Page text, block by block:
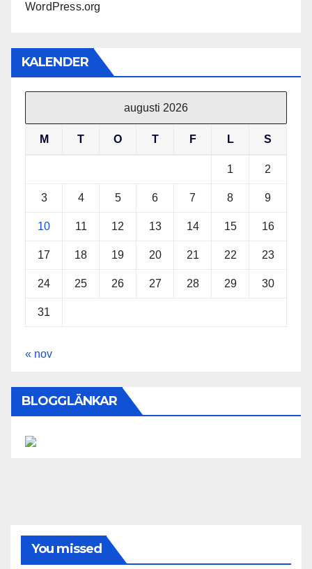
WordPress.org
KALENDER
augusti 2026
M T O T F L S
1 2
3 4 5 6 7 8 9
10 11 12 13 14 15 16
17 18 19 20 21 22 23
24 25 26 27 28 29 30
31
« nov
BLOGGLÄNKAR
You missed